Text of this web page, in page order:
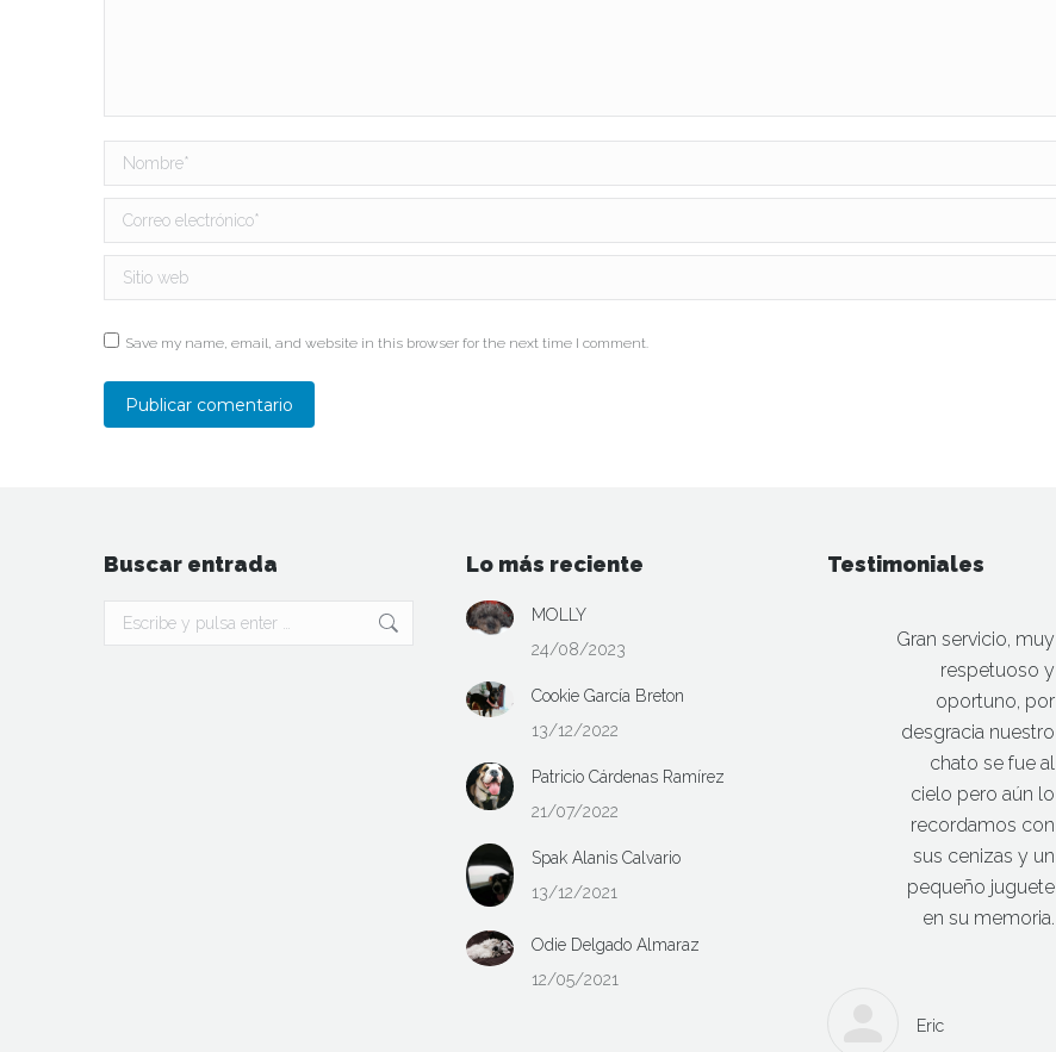
Nombre *
Correo electrónico *
Sitio web
Save my name, email, and website in this browser for the next time I comment.
Publicar comentario
Buscar entrada
Buscar:
Lo más reciente
MOLLY
24/08/2023
Cookie García Breton
13/12/2022
Patricio Cárdenas Ramírez
21/07/2022
Spak Alanis Calvario
13/12/2021
Odie Delgado Almaraz
12/05/2021
Testimoniales
Gran servicio, muy
respetuoso y
oportuno, por
desgracia nuestro
chato se fue al
cielo pero aún lo
recordamos con
sus cenizas y un
pequeño juguete
en su memoria.
Eric